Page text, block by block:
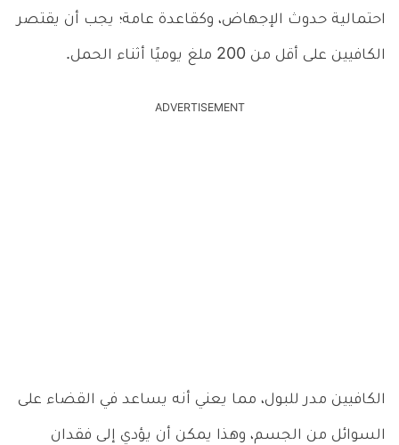
احتمالية حدوث الإجهاض، وكقاعدة عامة؛ يجب أن يقتصر
الكافيين على أقل من 200 ملغ يوميًا أثناء الحمل.
ADVERTISEMENT
الكافيين مدر للبول، مما يعني أنه يساعد في القضاء على
السوائل من الجسم، وهذا يمكن أن يؤدي إلى فقدان